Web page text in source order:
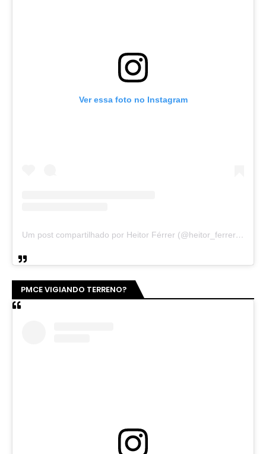
Ver essa foto no Instagram
Um post compartilhado por Heitor Férrer (@heitor_ferrer77)
PMCE VIGIANDO TERRENO?